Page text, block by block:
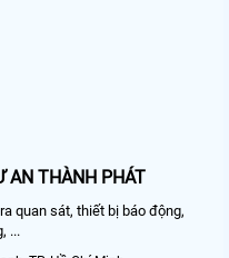
AN THÀNH PHÁT
quan sát, thiết bị báo động,
...